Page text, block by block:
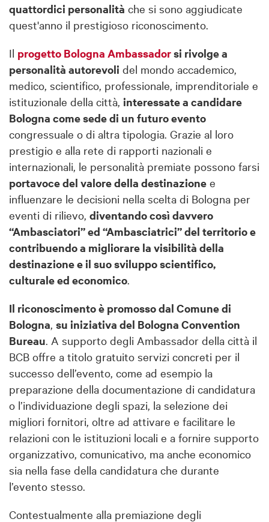
quattordici personalità che si sono aggiudicate
quest'anno il prestigioso riconoscimento.
Il progetto Bologna Ambassadorsi rivolge a
personalità autorevoli del mondo accademico,
medico, scientifico, professionale, imprenditoriale e
istituzionale della città, interessate a candidare
Bologna come sede di un futuro evento
congressuale o di altra tipologia. Grazie al loro
prestigio e alla rete di rapporti nazionali e
internazionali, le personalità premiate possono farsi
portavoce del valore della destinazione e
influenzare le decisioni nella scelta di Bologna per
eventi di rilievo, diventando così davvero
“Ambasciatori” ed “Ambasciatrici” del territorio e
contribuendo a migliorare la visibilità della
destinazione e il suo sviluppo scientifico,
culturale ed economico.
Il riconoscimento è promosso dal Comune di
Bologna, su iniziativa del Bologna Convention
Bureau. A supporto degli Ambassador della città il
BCB offre a titolo gratuito servizi concreti per il
successo dell’evento, come ad esempio la
preparazione della documentazione di candidatura
o l’individuazione degli spazi, la selezione dei
migliori fornitori, oltre ad attivare e facilitare le
relazioni con le istituzioni locali e a fornire supporto
organizzativo, comunicativo, ma anche economico
sia nella fase della candidatura che durante
l’evento stesso.
Contestualmente alla premiazione degli